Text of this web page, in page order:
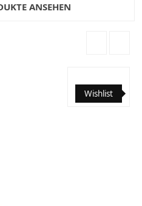
ANSEHEN
Wishlist